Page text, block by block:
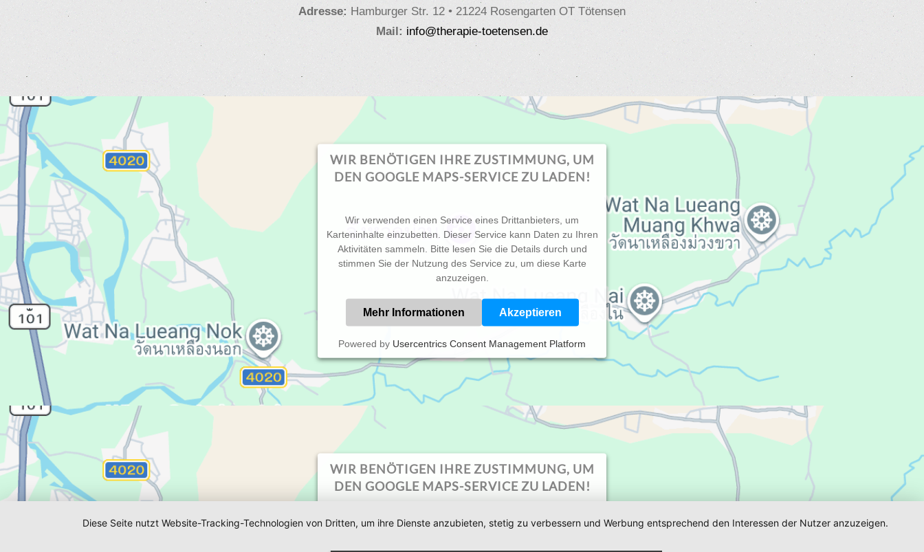
Adresse: Hamburger Str. 12 • 21224 Rosengarten OT Tötensen
Mail: info@therapie-toetensen.de
WIR BENÖTIGEN IHRE ZUSTIMMUNG, UM
DEN GOOGLE MAPS-SERVICE ZU LADEN!
Wir verwenden einen Service eines Drittanbieters, um
Karteninhalte einzubetten. Dieser Service kann Daten zu Ihren
Aktivitäten sammeln. Bitte lesen Sie die Details durch und
stimmen Sie der Nutzung des Service zu, um diese Karte
anzuzeigen.
Mehr Informationen Akzeptieren
Powered by Usercentrics Consent Management Platform
WIR BENÖTIGEN IHRE ZUSTIMMUNG, UM
DEN GOOGLE MAPS-SERVICE ZU LADEN!
Wir verwenden einen Service eines Drittanbieters, um
DATENSCHUTZ
Design, Umsetzung & Hosting byvendoweb. Die Internet- & Webagentur in Oldenburg.
Diese Seite nutzt Website-Tracking-Technologien von Dritten, um ihre Dienste anzubieten, stetig zu verbessern und Werbung entsprechend den Interessen der Nutzer anzuzeigen.